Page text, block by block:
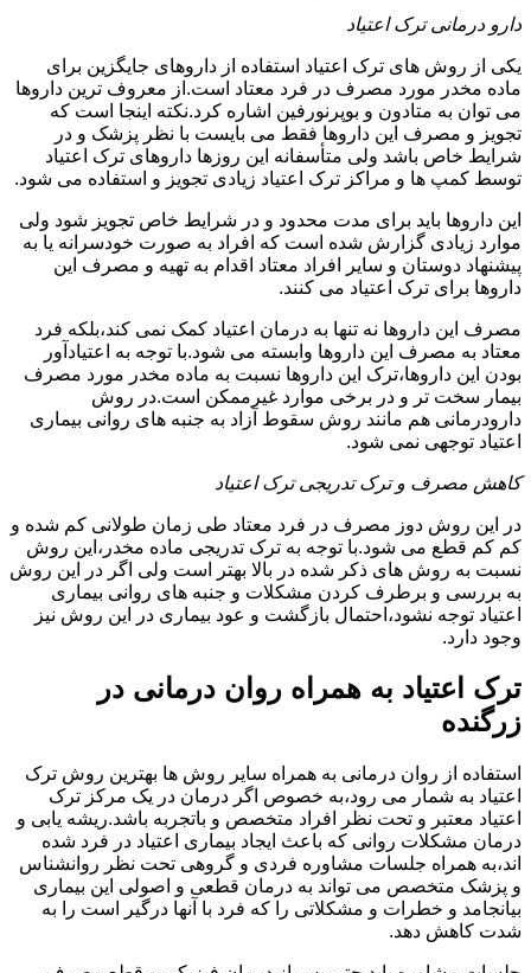
دارو درمانی ترک اعتیاد
یکی از روش های ترک اعتیاد استفاده از داروهای جایگزین برای
ماده مخدر مورد مصرف در فرد معتاد است.از معروف ترین داروها
می توان به متادون و بوپرنورفین اشاره کرد.نکته اینجا است که
تجویز و مصرف این داروها فقط می بایست با نظر پزشک و در
شرایط خاص باشد ولی متأسفانه این روزها داروهای ترک اعتیاد
توسط کمپ ها و مراکز ترک اعتیاد زیادی تجویز و استفاده می شود.
این داروها باید برای مدت محدود و در شرایط خاص تجویز شود ولی
موارد زیادی گزارش شده است که افراد به صورت خودسرانه یا به
پیشنهاد دوستان و سایر افراد معتاد اقدام به تهیه و مصرف این
داروها برای ترک اعتیاد می کنند.
مصرف این داروها نه تنها به درمان اعتیاد کمک نمی کند،بلکه فرد
معتاد به مصرف این داروها وابسته می شود.با توجه به اعتیادآور
بودن این داروها،ترک این داروها نسبت به ماده مخدر مورد مصرف
بیمار سخت تر و در برخی موارد غیرممکن است.در روش
دارودرمانی هم مانند روش سقوط آزاد به جنبه های روانی بیماری
اعتیاد توجهی نمی شود.
کاهش مصرف و ترک تدریجی ترک اعتیاد
در این روش دوز مصرف در فرد معتاد طی زمان طولانی کم شده و
کم کم قطع می شود.با توجه به ترک تدریجی ماده مخدر،این روش
نسبت به روش های ذکر شده در بالا بهتر است ولی اگر در این روش
به بررسی و برطرف کردن مشکلات و جنبه های روانی بیماری
اعتیاد توجه نشود،احتمال بازگشت و عود بیماری در این روش نیز
وجود دارد.
ترک اعتیاد به همراه روان درمانی در
زرگنده
استفاده از روان درمانی به همراه سایر روش ها بهترین روش ترک
اعتیاد به شمار می رود،به خصوص اگر درمان در یک مرکز ترک
اعتیاد معتبر و تحت نظر افراد متخصص و باتجربه باشد.ریشه یابی و
درمان مشکلات روانی که باعث ایجاد بیماری اعتیاد در فرد شده
اند،به همراه جلسات مشاوره فردی و گروهی تحت نظر روانشناس
و پزشک متخصص می تواند به درمان قطعی و اصولی این بیماری
بیانجامد و خطرات و مشکلاتی را که فرد با آنها درگیر است را به
شدت کاهش دهد.